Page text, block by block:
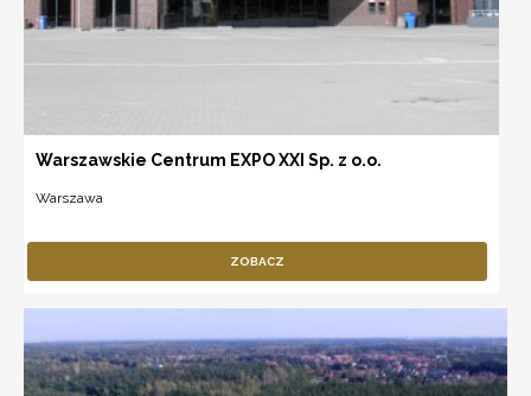
Warszawskie Centrum EXPO XXI Sp. z o.o.
Warszawa
ZOBACZ